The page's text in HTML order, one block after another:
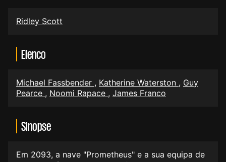
Ridley Scott
Elenco
Michael Fassbender , Katherine Waterston , Guy
Pearce , Noomi Rapace , James Franco
Sinopse
Em 2093, a nave "Prometheus" e a sua equipa de